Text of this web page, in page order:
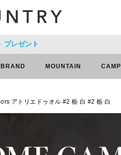
プレゼント
BRAND MOUNTAIN CAMP
アトリエドゥオル #2 栃 白 #2 栃 白